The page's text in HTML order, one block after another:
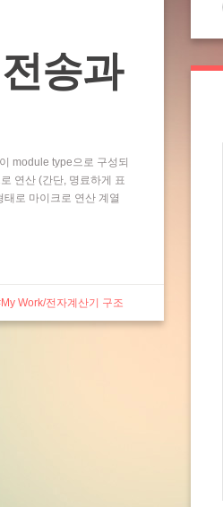
송과
module type으로 구성되
연산 (간단, 명료하게 표
로 마이크로 연산 계열
My Work/전자계산기 구조